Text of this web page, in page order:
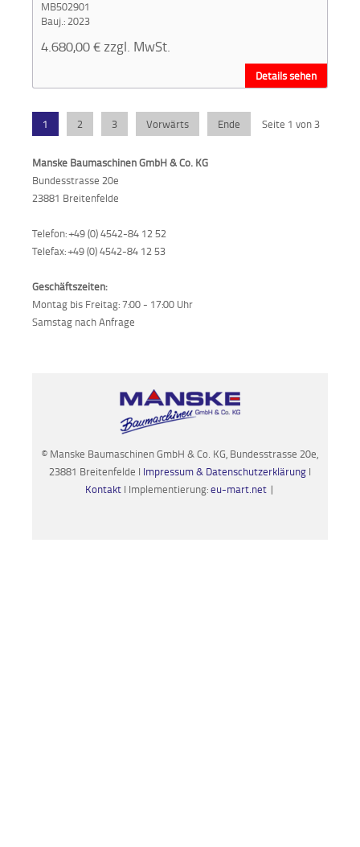
MB502901
Bauj.: 2023
4.680,00€ zzgl. MwSt.
Details sehen
Seite 1 von 3
1 2 3 Vorwärts Ende
Manske Baumaschinen GmbH & Co. KG
Bundesstrasse 20e
23881 Breitenfelde
Telefon: +49 (0) 4542-84 12 52
Telefax: +49 (0) 4542-84 12 53
Geschäftszeiten:
Montag bis Freitag: 7:00 - 17:00 Uhr
Samstag nach Anfrage
© Manske Baumaschinen GmbH & Co. KG, Bundesstrasse 20e,
23881 Breitenfelde I Impressum & Datenschutzerklärung I
Kontakt I Implementierung:eu-mart.net |